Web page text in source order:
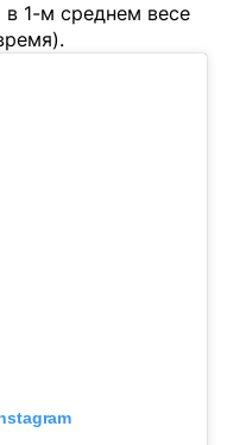
в 1-м среднем весе